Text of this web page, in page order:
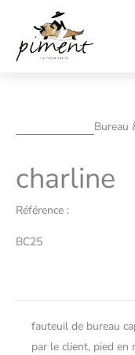
contenu
Bureau
charline
Référence :
BC25
fauteuil de bureau
par le client, pied en